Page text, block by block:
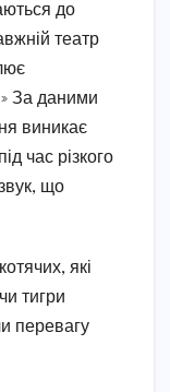
до
театр
За даними
виникає
час різкого
що
які
тигри
перевагу